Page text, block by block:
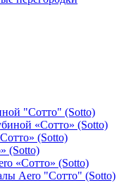
"Сотто" (Sotto)
«Сотто» (Sotto)
(Sotto)
(Sotto)
«Сотто» (Sotto)
Aero "Сотто" (Sotto)